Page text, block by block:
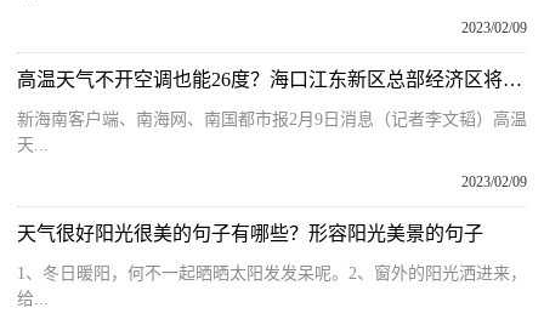
2023/02/09
高温天气不开空调也能26度？海口江东新区总部经济区将全面供冷
新海南客户端、南海网、南国都市报2月9日消息（记者李文韬）高温
天...
2023/02/09
天气很好阳光很美的句子有哪些？形容阳光美景的句子
1、冬日暖阳，何不一起晒晒太阳发发呆呢。2、窗外的阳光洒进来，
给...